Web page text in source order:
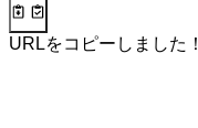
URLをコピーしました！